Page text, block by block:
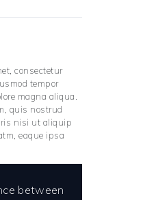
consectetur
tempor
magna aliqua.
quis nostrud
nisi ut aliquip
eaque ipsa
between